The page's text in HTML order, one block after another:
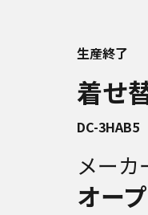
生産終了
着せ
DC-3HAB5
メーカ
オー